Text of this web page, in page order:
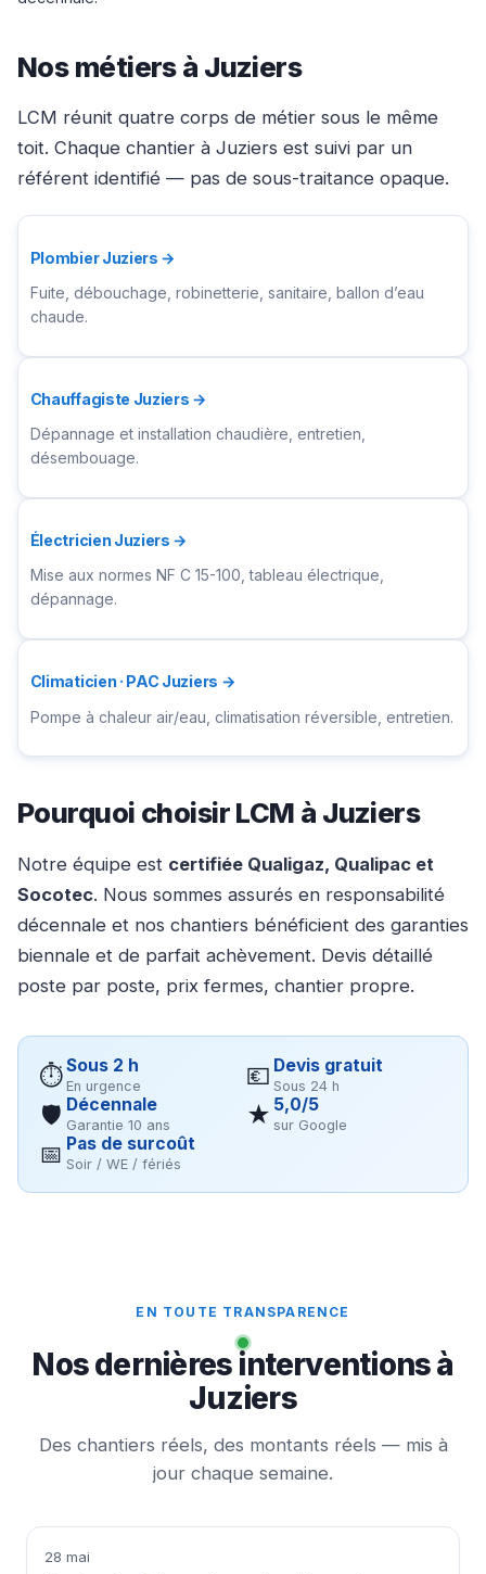
Nos métiers à Juziers
LCM réunit quatre corps de métier sous le même
toit. Chaque chantier à Juziers est suivi par un
référent identifié — pas de sous-traitance opaque.
Plombier Juziers →
Fuite, débouchage, robinetterie, sanitaire, ballon d’eau
chaude.
Chauffagiste Juziers →
Dépannage et installation chaudière, entretien,
désembouage.
Électricien Juziers →
Mise aux normes NF C 15-100, tableau électrique,
dépannage.
Climaticien · PAC Juziers →
Pompe à chaleur air/eau, climatisation réversible, entretien.
Pourquoi choisir LCM à Juziers
Notre équipe est certifiée Qualigaz, Qualipac et
Socotec. Nous sommes assurés en responsabilité
décennale et nos chantiers bénéficient des garanties
biennale et de parfait achèvement. Devis détaillé
poste par poste, prix fermes, chantier propre.
⏱Sous 2 h
En urgence 💶 Devis gratuit
Sous 24 h
🛡 Décennale
Garantie 10 ans ★ 5,0/5
sur Google
📅 Pas de surcoût
Soir / WE / fériés
EN TOUTE TRANSPARENCE
Nos dernières interventions à
Juziers
Des chantiers réels, des montants réels — mis à
jour chaque semaine.
28 mai